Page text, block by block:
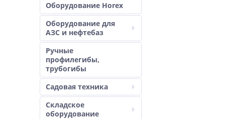
Оборудование Horex
Оборудование для
АЗС и нефтебаз
Ручные
профилегибы,
трубогибы
Садовая техника
Складское
оборудование